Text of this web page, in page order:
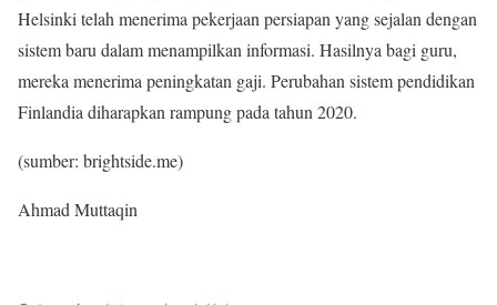
Helsinki telah menerima pekerjaan persiapan yang sejalan dengan
sistem baru dalam menampilkan informasi. Hasilnya bagi guru,
mereka menerima peningkatan gaji. Perubahan sistem pendidikan
Finlandia diharapkan rampung pada tahun 2020.
(sumber: brightside.me)
Ahmad Muttaqin